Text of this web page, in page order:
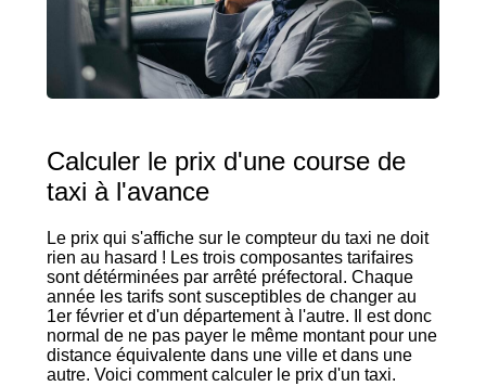
Calculer le prix d'une course de
taxi à l'avance
Le prix qui s'affiche sur le compteur du taxi ne doit
rien au hasard ! Les trois composantes tarifaires
sont détérminées par arrêté préfectoral. Chaque
année les tarifs sont susceptibles de changer au
1er février et d'un département à l'autre. Il est donc
normal de ne pas payer le même montant pour une
distance équivalente dans une ville et dans une
autre. Voici comment calculer le prix d'un taxi.